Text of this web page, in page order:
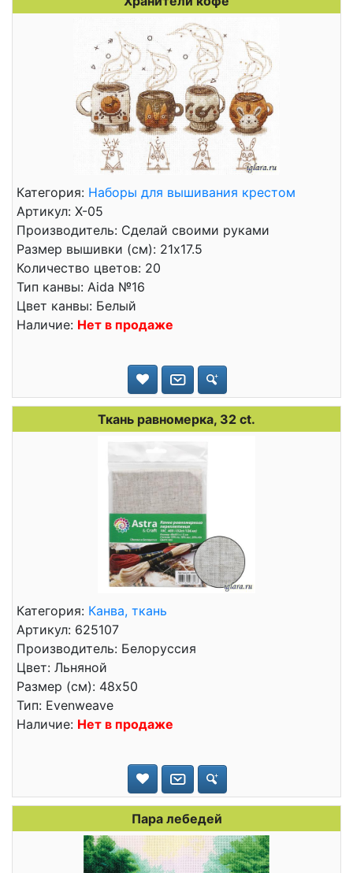
Категория: Наборы для вышивания крестом
Артикул: Х-05
Производитель: Сделай своими руками
Размер вышивки (см): 21x17.5
Количество цветов: 20
Тип канвы: Aida №16
Цвет канвы: Белый
Наличие: Нет в продаже
Ткань равномерка, 32 ct.
Категория: Канва, ткань
Артикул: 625107
Производитель: Белоруссия
Цвет: Льняной
Размер (см): 48x50
Тип: Evenweave
Наличие: Нет в продаже
Пара лебедей